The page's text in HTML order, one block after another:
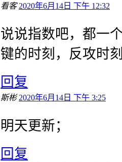
看客 2020年6月14日 下午 12:32
说说指数吧，都一
键的时刻，反攻时
回复
斯彬 2020年6月14日 下午 3:25
明天更新；
回复